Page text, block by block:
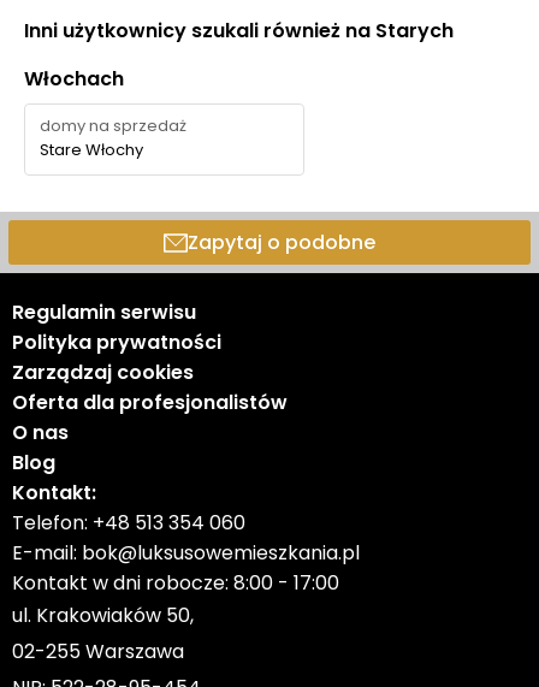
Inni użytkownicy szukali również na Starych
Włochach
domy na sprzedaż
Stare Włochy
Zapytaj o podobne
Regulamin serwisu
Polityka prywatności
Zarządzaj cookies
Oferta dla profesjonalistów
O nas
Blog
Kontakt:
Telefon: +48 513 354 060
E-mail: bok@luksusowemieszkania.pl
Kontakt w dni robocze: 8:00 - 17:00
ul. Krakowiaków 50,
02-255 Warszawa